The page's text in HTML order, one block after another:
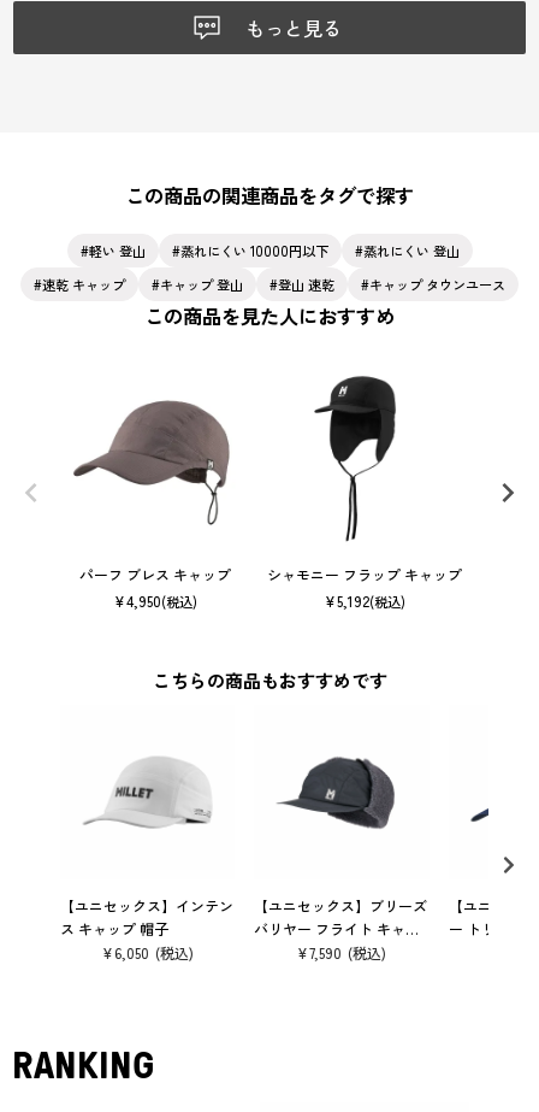
もっと見る
この商品の関連商品をタグで探す
軽い 登山 蒸れにくい 10000円以下
蒸れにくい 登山
速乾 キャップ
キャップ 登山 登山 速乾 キャップ タウンユース
この商品を見た人におすすめ
パーフ ブレス キャップ
¥4,950(税込)
シャモニー フラップ キャップ
¥5,192(税込)
こちらの商品もおすすめです
【ユニセックス】インテン
ス キャップ 帽子
¥6,050
【ユニセックス】ブリーズ
バリヤー フライト キャッ
プ 帽子¥7,590
【ユニセッ
ー トリロジ
RANKING